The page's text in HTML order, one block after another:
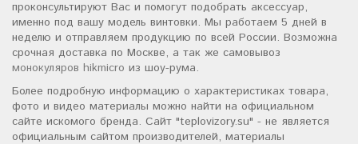
проконсультируют Вас и помогут подобрать аксессуар,
именно под вашу модель винтовки. Мы работаем 5 дней в
неделю и отправляем продукцию по всей России. Возможна
срочная доставка по Москве, а так же самовывоз
монокуляров hikmicro из шоу-рума.
Более подробную информацию о характеристиках товара,
фото и видео материалы можно найти на официальном
сайте искомого бренда. Сайт "teplovizory.su" - не является
официальным сайтом производителей, материалы